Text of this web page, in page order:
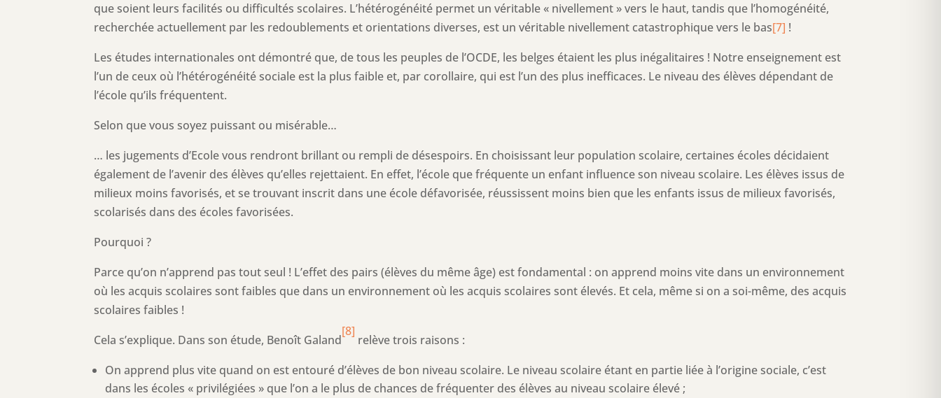
que soient leurs facilités ou difficultés scolaires. L’hétérogénéité permet un véritable « nivellement » vers le haut, tandis que l’homogénéité,
recherchée actuellement par les redoublements et orientations diverses, est un véritable nivellement catastrophique vers le bas[7] !
Les études internationales ont démontré que, de tous les peuples de l’OCDE, les belges étaient les plus inégalitaires ! Notre enseignement est
l’un de ceux où l’hétérogénéité sociale est la plus faible et, par corollaire, qui est l’un des plus inefficaces. Le niveau des élèves dépendant de
l’école qu’ils fréquentent.
Selon que vous soyez puissant ou misérable…
… les jugements d’Ecole vous rendront brillant ou rempli de désespoirs. En choisissant leur population scolaire, certaines écoles décidaient
également de l’avenir des élèves qu’elles rejettaient. En effet, l’école que fréquente un enfant influence son niveau scolaire. Les élèves issus de
milieux moins favorisés, et se trouvant inscrit dans une école défavorisée, réussissent moins bien que les enfants issus de milieux favorisés,
scolarisés dans des écoles favorisées.
Pourquoi ?
Parce qu’on n’apprend pas tout seul ! L’effet des pairs (élèves du même âge) est fondamental : on apprend moins vite dans un environnement
où les acquis scolaires sont faibles que dans un environnement où les acquis scolaires sont élevés. Et cela, même si on a soi-même, des acquis
scolaires faibles !
Cela s’explique. Dans son étude, Benoît Galand
[8]
relève trois raisons :
On apprend plus vite quand on est entouré d’élèves de bon niveau scolaire. Le niveau scolaire étant en partie liée à l’origine sociale, c’est
dans les écoles « privilégiées » que l’on a le plus de chances de fréquenter des élèves au niveau scolaire élevé ;